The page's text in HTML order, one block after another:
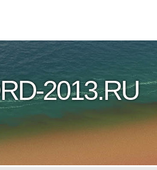
2013.RU